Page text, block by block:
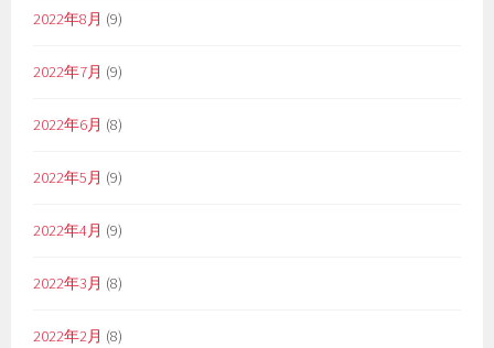
2022年8月 (9)
2022年7月 (9)
2022年6月 (8)
2022年5月 (9)
2022年4月 (9)
2022年3月 (8)
2022年2月 (8)